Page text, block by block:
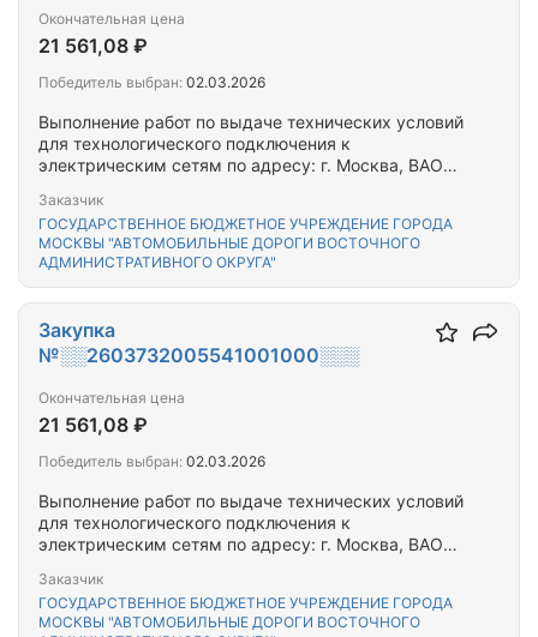
Выполнение работ по выдаче технических условий
для технологического подключения к
электрическим сетям по адресу: г. Москва, ВАО
д.23А
Заказчик
ГОСУДАРСТВЕННОЕ БЮДЖЕТНОЕ УЧРЕЖДЕНИЕ ГОРОДА
МОСКВЫ "АВТОМОБИЛЬНЫЕ ДОРОГИ ВОСТОЧНОГО
АДМИНИСТРАТИВНОГО ОКРУГА"
Окончательная цена
21 561,08 ₽
Победитель выбран: 02.03.2026
Выполнение работ по выдаче технических условий
для технологического подключения к
электрическим сетям по адресу: г. Москва, ВАО
Заказчик
ГОСУДАРСТВЕННОЕ БЮДЖЕТНОЕ УЧРЕЖДЕНИЕ ГОРОДА
МОСКВЫ "АВТОМОБИЛЬНЫЕ ДОРОГИ ВОСТОЧНОГО
Закупка
№░░2603732005541001000░░░
Окончательная цена
21 561,08 ₽
Победитель выбран: 02.03.2026